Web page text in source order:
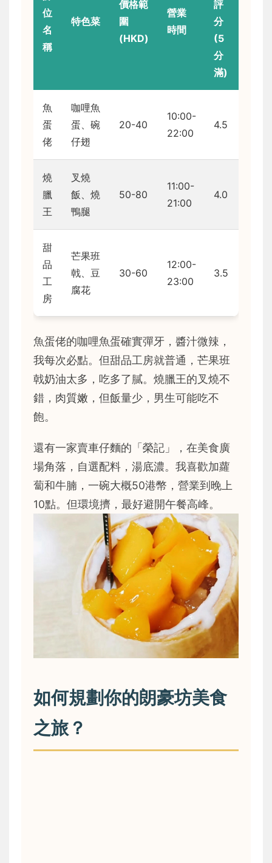
位
名
稱
特色菜
價格範
圍
(HKD)
營業
時間
評
分
(5
分
滿)
魚
蛋
佬
咖哩魚
蛋、碗
仔翅
20-40
10:00-
22:00
4.5
燒
臘
王
叉燒
飯、燒
鴨腿
50-80
11:00-
21:00
4.0
甜
品
工
房
芒果班
戟、豆
腐花
30-60
12:00-
23:00
3.5
魚蛋佬的咖哩魚蛋確實彈牙，醬汁微辣，
我每次必點。但甜品工房就普通，芒果班
戟奶油太多，吃多了膩。燒臘王的叉燒不
錯，肉質嫩，但飯量少，男生可能吃不
飽。
還有一家賣車仔麵的「榮記」，在美食廣
場角落，自選配料，湯底濃。我喜歡加蘿
蔔和牛腩，一碗大概50港幣，營業到晚上
10點。但環境擠，最好避開午餐高峰。
如何規劃你的朗豪坊美食
之旅？